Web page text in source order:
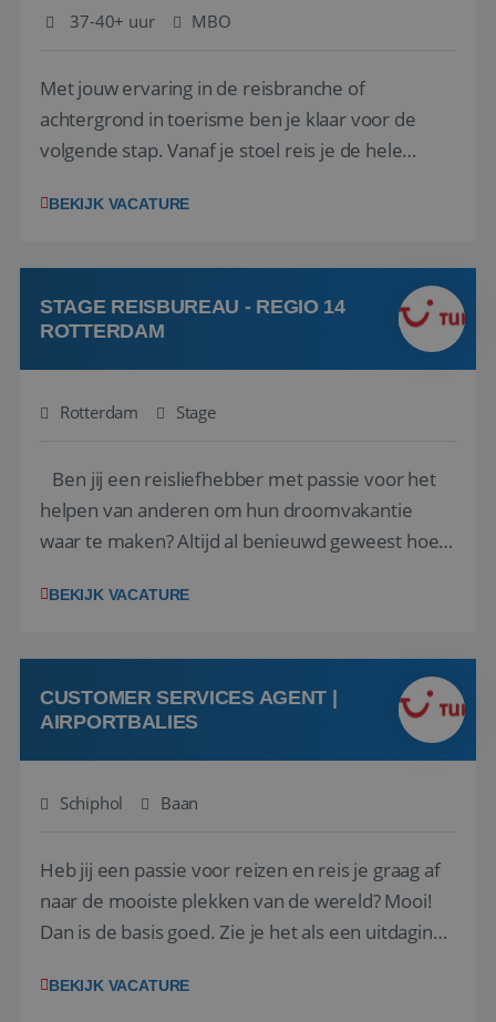
37-40+ uur
MBO
Met jouw ervaring in de reisbranche of
achtergrond in toerisme ben je klaar voor de
volgende stap. Vanaf je stoel reis je de hele
wensen van je team, je klant en wat er in de
klanten te overtuigen om die droomreis te
boeken! ...
BEKIJK VACATURE
STAGE REISBUREAU - REGIO 14
ROTTERDAM
Rotterdam Stage
Ben jij een reisliefhebber met passie voor het
helpen van anderen om hun droomvakantie
waar te maken? Altijd al benieuwd geweest hoe
van de grootste reisorganisaties? Dan is een
op zoek naar een enthousiaste, leergie...
BEKIJK VACATURE
CUSTOMER SERVICES AGENT |
AIRPORTBALIES
Schiphol Baan
Heb jij een passie voor reizen en reis je graag af
naar de mooiste plekken van de wereld? Mooi!
Dan is de basis goed. Zie je het als een uitdaging
het samenstellen en boeken van de perfecte
BEKIJK VACATURE